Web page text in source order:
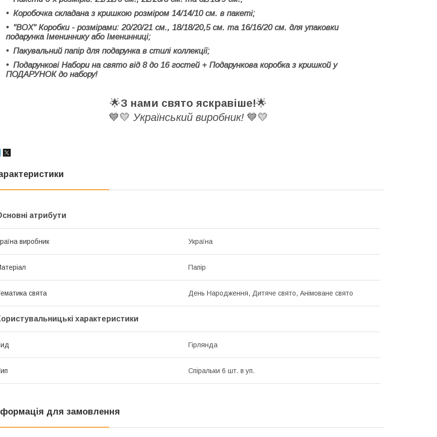
Коробочка складана з кришкою розміром 14/14/10 см. в пакеті;
"BOX" Коробки - розмірами: 20/20/21 см., 18/18/20,5 см. та 16/16/20 см. для упаковки
подарунка Імениннику або Іменинниці;
Пакувальний папір для подарунка в стилі коллекції;
Подарункові Набори на свято від 8 до 16 гостей + Подарункова коробка з кришкой у
ПОДАРУНОК до набору!
🌟З нами свято яскравіше!🌟
💙💛 Український виробник! 💙💛
атрибути
виробник Україна
Папір
свята День Народження, Дитяче свято, Анімоване свято
характеристики
Гірлянда
Спіральки 6 шт. в уп.
для замовлення